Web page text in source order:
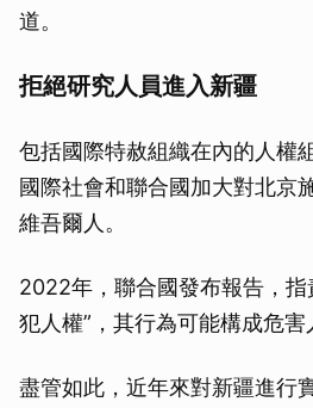
道。
拒絕研究人員進入新疆
包括國際特赦組織在內的人權
國際社會和聯合國加大對北京
維吾爾人。
2022年，聯合國發布報告，指
犯人權”，其行為可能構成危害
盡管如此，近年來對新疆進行